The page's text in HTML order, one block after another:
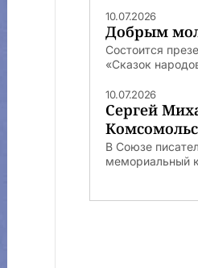
10.07.2026
Добрым
Состоится
«Сказок
10.07.2026
Сергей
В Союзе
мемориальный